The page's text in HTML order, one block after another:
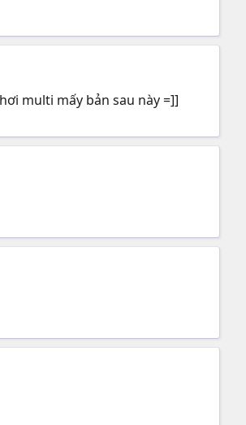
multi mấy bản sau này =]]